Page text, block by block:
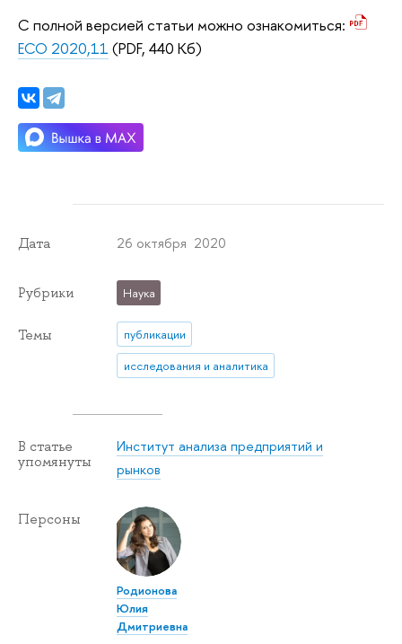
С полной версией статьи можно ознакомиться:
ECO 2020,11 (PDF, 440 Кб)
Дата 26 октября 2020
Рубрики Наука
Темы
публикации
исследования и аналитика
В статье
упомянуты
Институт анализа предприятий и
рынков
Персоны
Родионова
Юлия
Дмитриевна